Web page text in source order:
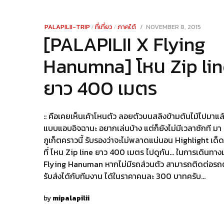
PALAPILII-TRIP /ที่เที่ยว /ภาคใต้
POSTED
ON
NOVEMBER 8, 2015
2021
[PALAPILII X Flying
Hanumna] โหน Zip
ยาว 400 เมตร
:: คือเคยเห็นเค้าโหนตัว ลอยตัวบนสลิงข้ามต้นไม้ไปมาแ
แบบแอบอิจฉานะ อยากเล่นบ้าง แต่ก็ยังไม่มีเวลาซักที มา
ภูเก็ตคราวนี้ รับรองว่าจะไม่พลาดแน่นอน Highlight เด็
ที่ โหน Zip line ยาว 400 เมตร ไปดูกัน… ในการเดินทาง
Flying Hanuman หากไม่มีรถส่วนตัว สามารถติดต่อร
รับส่งได้กับทีมงาน ได้ในราคาคนละ 300 บาทครับ…
by mipalapilii